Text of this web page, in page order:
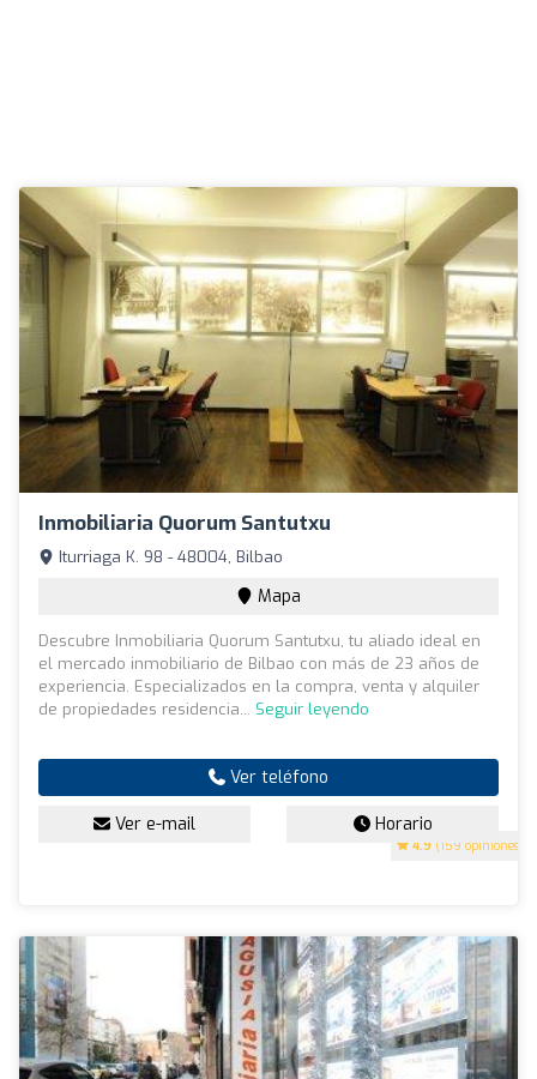
Inmobiliaria Quorum Santutxu
4.9 (159 opiniones)
Iturriaga K. 98 - 48004, Bilbao
Mapa
Descubre Inmobiliaria Quorum Santutxu, tu aliado ideal en
el mercado inmobiliario de Bilbao con más de 23 años de
experiencia. Especializados en la compra, venta y alquiler
de propiedades residencia... Seguir leyendo
Ver teléfono
Ver e-mail Horario